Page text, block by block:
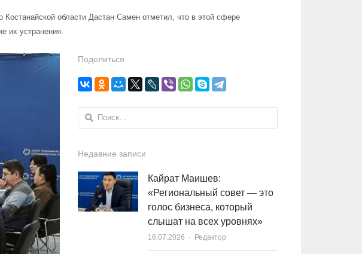
области Дастан Самен отметил, что в этой сфере
их устранения.
Поделиться
Найти:
Недавние записи
Кайрат Маишев:
«Региональный совет — это
голос бизнеса, который
слышат на всех уровнях»
16.07.2026 Author
Редактор